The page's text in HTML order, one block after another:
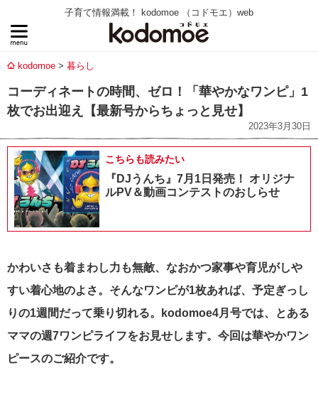
子育て情報満載！ kodomoe （コドモエ）web
kodomoe 暮らし
コーディネートの時間、ゼロ！「華やかなワンピ」1
枚でお出迎え【最新号からちょっと見せ】
2023年3月30日
こちらも読みたい
『DJうんち』7月1日発売！ オリジナ
ルPV＆動画コンテストのおしらせ
かわいさも着まわし力も無敵、なおかつ家事や育児がしや
すい着心地のよさ。 そんなワンピが1枚あれば、予定ぎっし
りの1週間だって乗り切れる。kodomoe4月号では、とある
ママの週7ワンピライフをお見せします。今回は華やかワン
ピースのご紹介です。